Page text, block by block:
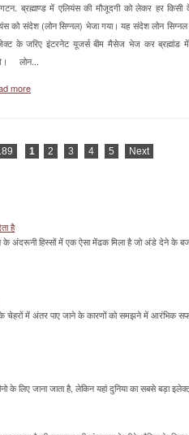
ब्रह्माण्ड में एलियंस की मौजूदगी को लेकर हर
को संदेश (लोन सिग्नल) भेजा गया। यह संदेश लोन
के जरिए इंटरनेट यूजर्स बीम मैसेज भेज कर ब्रह्मांड
लोन...
more
1 2 3 4 5 Next
है
के अंदरूनी हिस्सों में एक ऐसा मेंढक मिला है जो अंडे देने के
चेहरों में अंतर पाए जाने के कारणों को समझने में आरंभिक
लिए जाना जाता है, लेकिन यहां दुनिया का सबसे बड़ा